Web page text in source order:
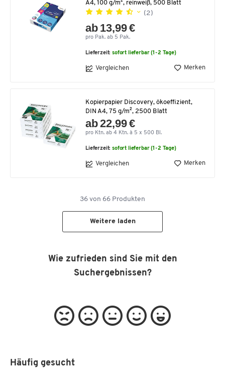
A4, 100 g/m², reinweiß, 500 Blatt
(2)
ab 13,99 €
pro Pak. ab 5 Pak.
Lieferzeit:sofort lieferbar (1-2 Tage)
Vergleichen Merken
Kopierpapier Discovery, ökoeffizient,
DIN A4, 75 g/m², 2500 Blatt
ab 22,99 €
pro Ktn. ab 4 Ktn. à 5 x 500 Bl.
Lieferzeit:sofort lieferbar (1-2 Tage)
Vergleichen Merken
36 von 66 Produkten
Weitere laden
Wie zufrieden sind Sie mit den
Suchergebnissen?
Häufig gesucht